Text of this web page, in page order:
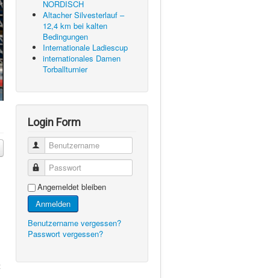
NORDISCH
Altacher Silvesterlauf –
12,4 km bei kalten
Bedingungen
Internationale Ladiescup
internationales Damen
Torballturnier
Login Form
Benutzername
Passwort
Angemeldet bleiben
Anmelden
Benutzername vergessen?
Passwort vergessen?